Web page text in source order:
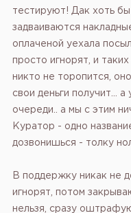
тестируют! Дак хоть бы
задваиваются
оплаченой уехала
просто игнорят, и
никто не торопится,
свои деньги получит...
очереди.. а мы с этим
Куратор - одно
дозвонишься - толку
В поддержку никак не
игнорят, потом
нельзя, сразу